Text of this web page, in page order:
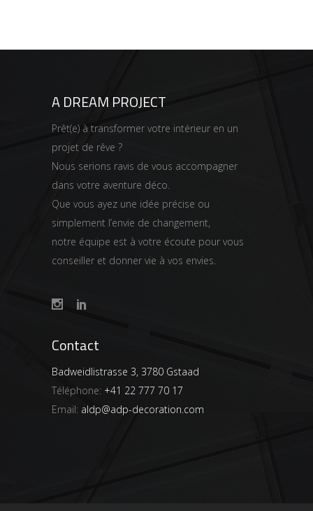
A DREAM PROJECT
Prêt(e) à transformer votre intérieur en un
projet de rêve ?
Nous serions ravis de vous accompagner
dans votre aventure déco.
Que vous ayez une idée précise ou
simplement l’envie de changement,
notre équipe est à votre écoute pour vous
conseiller et donner vie à vos envies.
Contact
Badweidlistrasse 3, 3780 Gstaad
Téléphone: +41 22 777 70 17
Email: aldp@adp-decoration.com